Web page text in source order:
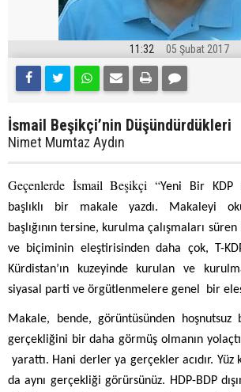
11:32 05 Şubat 2017
İsmail Beşikçi’nin Düşündürdükleri
Nimet Mumtaz Aydın
Geçenlerde İsmail Beşikçi “Yeni Bir KDP
başlıklı bir makale yazdı. Makaleyi
başlığının tersine, kurulma çalışmaları
ve biçiminin eleştirisinden daha çok, T-
Kürdistan’ın kuzeyinde kurulan ve
siyasal parti ve örgütlenmelere genel
bir
Makale, bende, görüntüsünden hoşnutsuz
gerçekliğini bir daha görmüş olmanın
yarattı. Hani derler ya gerçekler acıdır. Yüz
da aynı gerçekliği görürsünüz. HDP-BDP